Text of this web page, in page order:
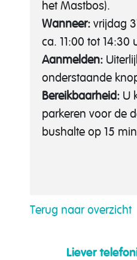
het Mastbos).
Wanneer: vrijdag
ca. 11:00 tot 14:30
Aanmelden:
onderstaande
Bereikbaarheid: U
parkeren voor de
bushalte op 15
Terug naar overzicht
Liever